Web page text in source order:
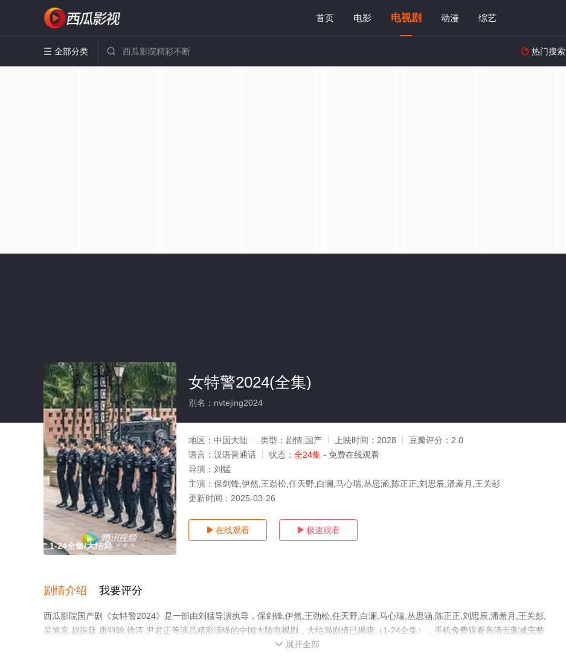
首页 电影 电视剧 动漫 综艺
 全部分类   热门搜索
1-24全集/大结局
女特警2024(全集)
别名：nvtejing2024
地区： 中国大陆 类型： 剧情,国产 上映时间： 2028 豆瓣评分： 2.0
语言： 汉语普通话 状态： 全24集 - 免费在线观看
导演： 刘猛
主演： 保剑锋,伊然,王劲松,任天野,白澜,马心瑞,丛思涵,陈正正,刘思辰,潘羞月,王关彭
更新时间： 2025-03-26
 在线观看  极速观看
剧情介绍 我要评分
西瓜影院国产剧《女特警2024》是一部由刘猛导演执导，保剑锋,伊然,王劲松,任天野,白澜,马心瑞,丛思涵,陈正正,刘思辰,潘羞月,王关彭,
吴旭东,赵振廷,唐羽翰,徐涛,尹君正等演员精彩演绎的中国大陆电视剧，大结局剧情已揭晓（1-24全集），手机免费观看高清无删减完整
版电视剧全集就上西瓜影视，更多相关信息可移步至豆瓣电视剧、电视猫或剧情网等平台了解。
 展开全部